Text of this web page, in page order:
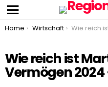
Menu
You are here:
Home Wirtschaft Wie reich ist Martin Schlaff-
Wie reich ist
Vermögen